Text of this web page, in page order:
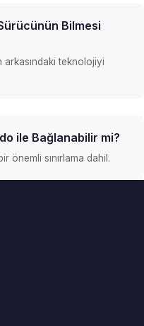
Bilmesi
arkasındaki teknolojiyi
ile Bağlanabilir mi?
önemli sınırlama dahil.